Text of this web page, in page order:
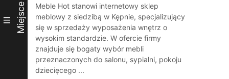
III Miejsce
Meble Hot stanowi internetowy sklep
meblowy z siedzibą w Kępnie, specjalizujący
się w sprzedaży wyposażenia wnętrz o
wysokim standardzie. W ofercie firmy
znajduje się bogaty wybór mebli
przeznaczonych do salonu, sypialni, pokoju
dziecięcego ...